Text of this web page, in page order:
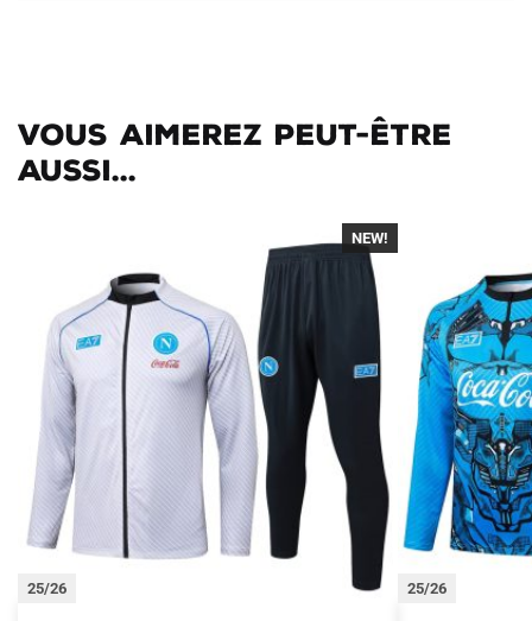
Vous aimerez peut-être
aussi...
NEW!
25/26 25/26